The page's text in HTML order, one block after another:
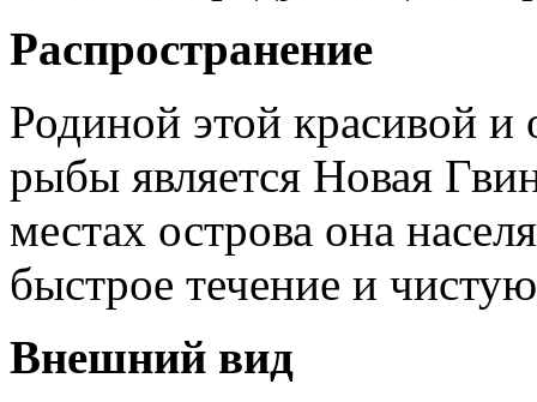
Распространение
Родиной этой красивой и
рыбы является Новая
местах острова она
быстрое течение и
Внешний вид